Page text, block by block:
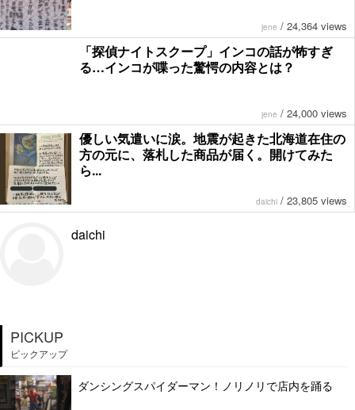
jene / 24,364 views
「探偵ナイトスクープ」インコの話が怖すぎ
る…インコが喋った驚愕の内容とは？
jene / 24,000 views
優しい気遣いに涙。地震が起きた北海道在住の
方の元に、落札した商品が届く。開けてみた
ら...
daichi / 23,805 views
daichi
PICKUP
ピックアップ
ダンシングスパイダーマン！ノリノリで店内を踊る